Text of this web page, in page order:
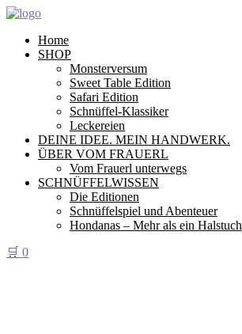
Home
SHOP
Monsterversum
Sweet Table Edition
Safari Edition
Schnüffel-Klassiker
Leckereien
DEINE IDEE. MEIN HANDWERK.
ÜBER VOM FRAUERL
Vom Frauerl unterwegs
SCHNÜFFELWISSEN
Die Editionen
Schnüffelspiel und Abenteuer
Hondanas – Mehr als ein Halstuch
🛒 0